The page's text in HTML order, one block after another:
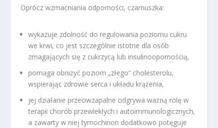
Oprócz wzmacniania odporności, czarnuszka:
wykazuje zdolność do regulowania poziomu cukru
we krwi, co jest szczególnie istotne dla osób
zmagających się z cukrzycą lub insulinoopornością,
pomaga obniżyć poziom „złego” cholesterolu,
wspierając zdrowie serca i układu krążenia,
jej działanie przeciwzapalne odgrywa ważną rolę w
terapii chorób przewlekłych i autoimmunologicznych,
a zawarty w niej tymochinon dodatkowo potęguje